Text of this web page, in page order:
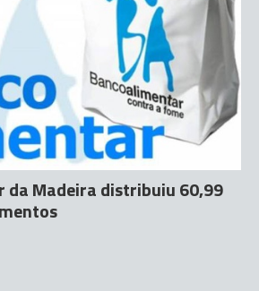
da Madeira distribuiu 60,99